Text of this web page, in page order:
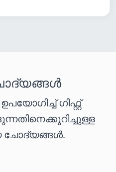
ഉപയോഗിച്ച് ഗിഫ്റ്റ്